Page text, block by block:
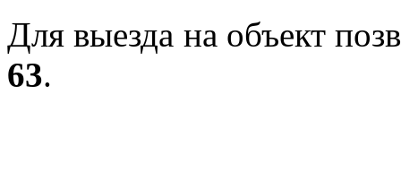
Для выезда на объект
63.